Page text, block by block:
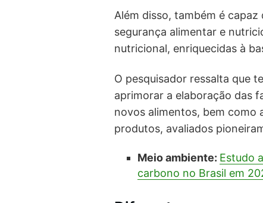
Além disso, também é
segurança alimentar e
nutricional, enriquecidas à
O pesquisador ressalta que
aprimorar a elaboração das
novos alimentos, bem como
produtos, avaliados
Meio ambiente: Estudo
carbono no Brasil em